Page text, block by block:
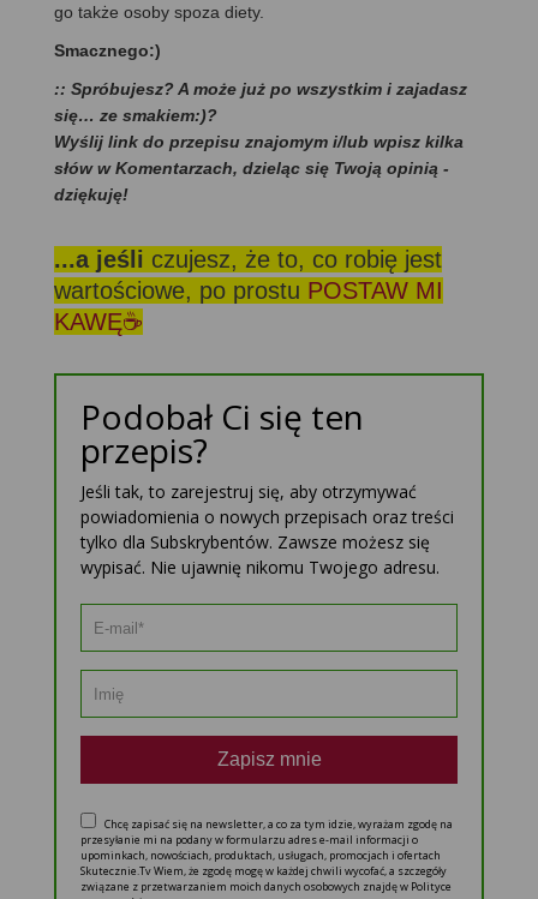
go także osoby spoza diety.
Smacznego:)
:: Spróbujesz? A może już po wszystkim i zajadasz
się… ze smakiem:)?
Wyślij link do przepisu znajomym i/lub wpisz kilka
słów w Komentarzach, dzieląc się Twoją opinią -
dziękuję!
...a jeśli czujesz, że to, co robię jest
wartościowe, po prostu POSTAW MI
KAWĘ☕
Podobał Ci się ten
przepis?
Jeśli tak, to zarejestruj się, aby otrzymywać
powiadomienia o nowych przepisach oraz treści
tylko dla Subskrybentów. Zawsze możesz się
wypisać. Nie ujawnię nikomu Twojego adresu.
Zapisz mnie
Chcę zapisać się na newsletter, a co za tym idzie, wyrażam zgodę na
przesyłanie mi na podany w formularzu adres e-mail informacji o
upominkach, nowościach, produktach, usługach, promocjach i ofertach
Skutecznie.Tv Wiem, że zgodę mogę w każdej chwili wycofać, a szczegóły
związane z przetwarzaniem moich danych osobowych znajdę w Polityce